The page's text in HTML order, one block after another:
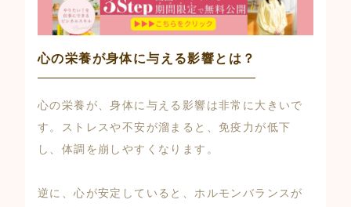
心の栄養が身体に与える影響とは？
心の栄養が、身体に与える影響は非常に大きいで
す。ストレスや不安が溜まると、免疫力が低下
し、体調を崩しやすくなります。
逆に、心が安定していると、ホルモンバランスが